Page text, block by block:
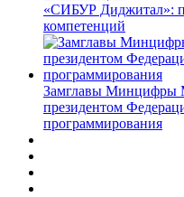
«СИБУР Диджитал»:
компетенций
Замглавы Минцифры
президентом
программирования